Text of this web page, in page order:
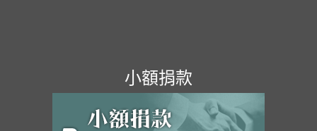
小額捐款